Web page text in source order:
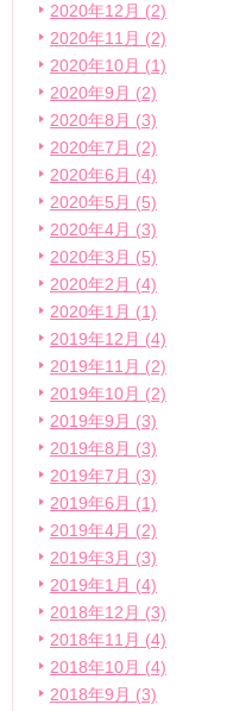
2020年12月 (2)
2020年11月 (2)
2020年10月 (1)
2020年9月 (2)
2020年8月 (3)
2020年7月 (2)
2020年6月 (4)
2020年5月 (5)
2020年4月 (3)
2020年3月 (5)
2020年2月 (4)
2020年1月 (1)
2019年12月 (4)
2019年11月 (2)
2019年10月 (2)
2019年9月 (3)
2019年8月 (3)
2019年7月 (3)
2019年6月 (1)
2019年4月 (2)
2019年3月 (3)
2019年1月 (4)
2018年12月 (3)
2018年11月 (4)
2018年10月 (4)
2018年9月 (3)